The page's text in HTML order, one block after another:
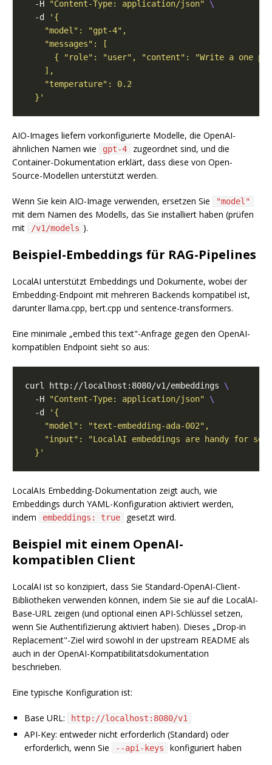
  -H
"Content-Type: application/json"
  -d
  }'
AIO-Images liefern vorkonfigurierte Modelle, die OpenAI-
ähnlichen Namen wie
gpt-4
zugeordnet sind, und die
Container-Dokumentation erklärt, dass diese von Open-
Source-Modellen unterstützt werden.
Wenn Sie kein AIO-Image verwenden, ersetzen Sie "model"
mit dem Namen des Modells, das Sie installiert haben (prüfen
mit
/v1/models ).
Beispiel-Embeddings für RAG-Pipelines
LocalAI unterstützt Embeddings und Dokumente, wobei der
Embedding-Endpoint mit mehreren Backends kompatibel ist,
darunter llama.cpp, bert.cpp und sentence-transformers.
Eine minimale „embed this text"-Anfrage gegen den OpenAI-
kompatiblen Endpoint sieht so aus:
curl http://localhost:8080/v1/embeddings
  -H
"Content-Type: application/json"
  -d
  }'
LocalAIs Embedding-Dokumentation zeigt auch, wie
Embeddings durch YAML-Konfiguration aktiviert werden,
indem
embeddings: true gesetzt wird.
Beispiel mit einem OpenAI-
kompatiblen Client
LocalAI ist so konzipiert, dass Sie Standard-OpenAI-Client-
Bibliotheken verwenden können, indem Sie sie auf die LocalAI-
Base-URL zeigen (und optional einen API-Schlüssel setzen,
wenn Sie Authentifizierung aktiviert haben). Dieses „Drop-in
Replacement"-Ziel wird sowohl in der upstream README als
auch in der OpenAI-Kompatibilitätsdokumentation
beschrieben.
Eine typische Konfiguration ist:
Base URL: http://localhost:8080/v1
API-Key: entweder nicht erforderlich (Standard) oder
erforderlich, wenn Sie
--api-keys konfiguriert haben